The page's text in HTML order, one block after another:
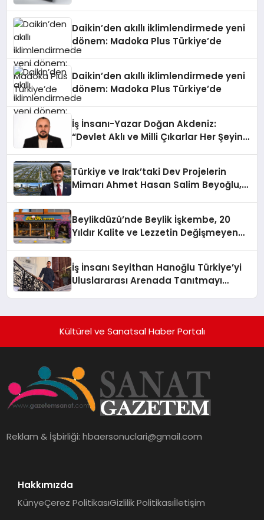
Daikin’den akıllı iklimlendirmede yeni
dönem: Madoka Plus Türkiye’de
Daikin’den akıllı iklimlendirmede yeni
dönem: Madoka Plus Türkiye’de
İş İnsanı-Yazar Doğan Akdeniz:
“Devlet Aklı ve Milli Çıkarlar Her Şeyin
Türkiye ve Irak’taki Dev Projelerin
Mimarı Ahmet Hasan Salim Beyoğlu,
Hayata Geçirecek
Beylikdüzü’nde Beylik İşkembe, 20
Yıldır Kalite ve Lezzetin Değişmeyen
İş İnsanı Seyithan Hanoğlu Türkiye’yi
Uluslararası Arenada Tanıtmayı
Kültürel ve Sanatsal Haber Portalı
Reklam & İşbirliği:hbaersonuclari@gmail.com
Hakkımızda
KünyeÇerez PolitikasıGizlilik Politikasıİletişim